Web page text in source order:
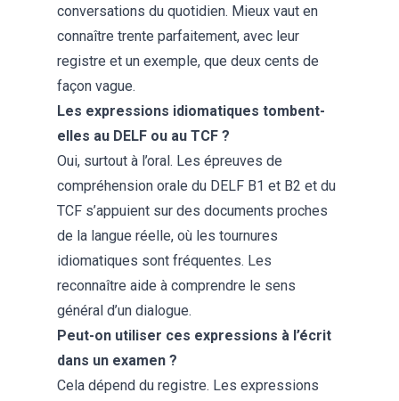
conversations du quotidien. Mieux vaut en
connaître trente parfaitement, avec leur
registre et un exemple, que deux cents de
façon vague.
Les expressions idiomatiques tombent-
elles au DELF ou au TCF ?
Oui, surtout à l’oral. Les épreuves de
compréhension orale du DELF B1 et B2 et du
TCF s’appuient sur des documents proches
de la langue réelle, où les tournures
idiomatiques sont fréquentes. Les
reconnaître aide à comprendre le sens
général d’un dialogue.
Peut-on utiliser ces expressions à l’écrit
dans un examen ?
Cela dépend du registre. Les expressions